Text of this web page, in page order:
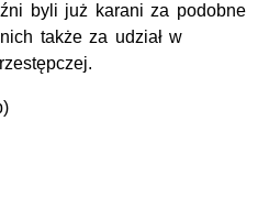
byli już karani za podobne
także za udział w